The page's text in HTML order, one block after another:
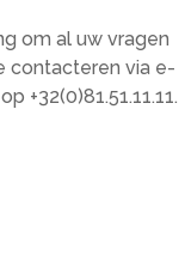
om al uw vragen
contacteren via e-
+32(0)81.51.11.11.